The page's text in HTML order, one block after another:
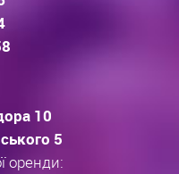
10
5
оренди: